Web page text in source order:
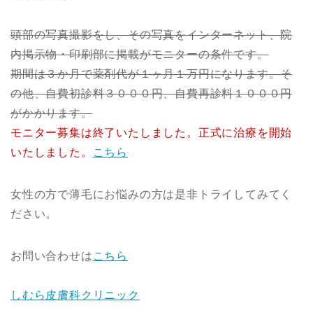
頭部の写真撮影をし、その写真をインターネット、院
内掲示物・印刷部に掲載がモニターの条件です。
期間は３か月で薬剤代が１ヶ月１万円になります。そ
の他、自費初診料３０００円、自費再診料１０００円
がかかります。
モニター募集は終了いたしました。正式に治療を開始
いたしました。
こちら
女性の方で薄毛にお悩みの方は是非トライしてみてく
ださい。
お問い合わせは こちら
しむら皮膚科クリニック